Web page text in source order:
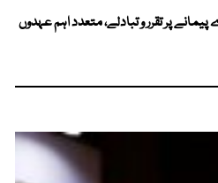
پر تقرر و تبادلے، متعدد اہم عہدوں